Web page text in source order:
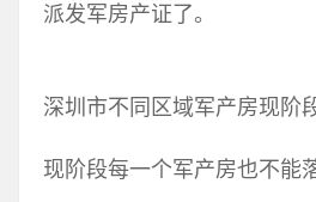
派发军房产证了。
深圳市不同区域军产房现阶
现阶段每一个军产房也不能